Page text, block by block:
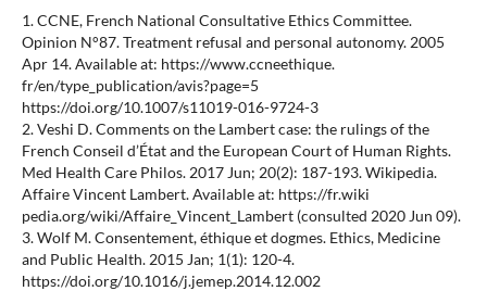
1. CCNE, French National Consultative Ethics Committee.
Opinion N°87. Treatment refusal and personal autonomy. 2005
Apr 14. Available at: https://www.ccneethique.
fr/en/type_publication/avis?page=5
https://doi.org/10.1007/s11019-016-9724-3
2. Veshi D. Comments on the Lambert case: the rulings of the
French Conseil d’État and the European Court of Human Rights.
Med Health Care Philos. 2017 Jun; 20(2): 187-193. Wikipedia.
Affaire Vincent Lambert. Available at: https://fr.wiki
pedia.org/wiki/Affaire_Vincent_Lambert (consulted 2020 Jun 09).
3. Wolf M. Consentement, éthique et dogmes. Ethics, Medicine
and Public Health. 2015 Jan; 1(1): 120-4.
https://doi.org/10.1016/j.jemep.2014.12.002